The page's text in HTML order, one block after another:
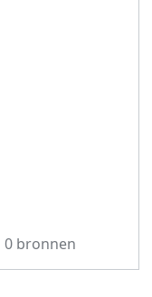
0 bronnen